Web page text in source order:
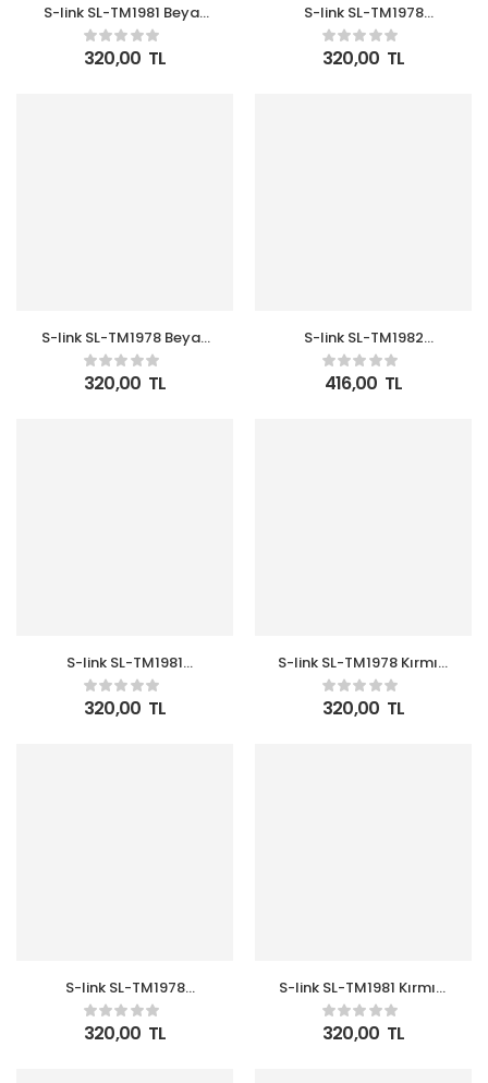
S-link SL-TM1981 Beyaz
415ML Iç 304 Dış 201
Paslanmaz Çelik Kupa
320,00 TL
S-link SL-TM1978
Turkuaz 330ML Iç 304
Dış 201 , Paslanmaz
Çelik Kupa
320,00 TL
S-link SL-TM1978 Beyaz
330ML Iç 304 Dış 201
Paslanmaz Çelik Kupa
320,00 TL
S-link SL-TM1982
Gümüş 470ML Iç 304
Dış 201 Paslanmaz Çelik
Kupa
416,00 TL
S-link SL-TM1981
Turkuaz 415ML Iç 304
Dış 201 Paslanmaz Çelik
Kupa
320,00 TL
S-link SL-TM1978 Kırmızı
330ML Iç 304 Dış 201
Paslanmaz Çelik Kupa
320,00 TL
S-link SL-TM1978
Lacivert 330ML Iç 304
Dış 201 Paslanmaz Çelik
Kupa
320,00 TL
S-link SL-TM1981 Kırmızı
415ML Iç 304 Dış 201
Paslanmaz Çelik Kupa
320,00 TL